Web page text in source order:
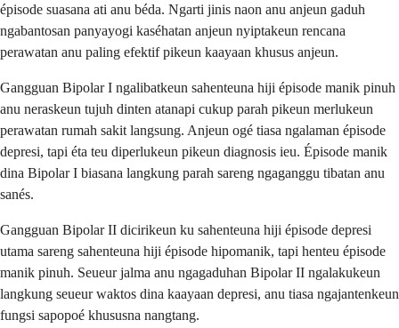
épisode suasana ati anu béda. Ngarti jinis naon anu anjeun gaduh
ngabantosan panyayogi kaséhatan anjeun nyiptakeun rencana
perawatan anu paling efektif pikeun kaayaan khusus anjeun.
Gangguan Bipolar I ngalibatkeun sahenteuna hiji épisode manik pinuh
anu neraskeun tujuh dinten atanapi cukup parah pikeun merlukeun
perawatan rumah sakit langsung. Anjeun ogé tiasa ngalaman épisode
depresi, tapi éta teu diperlukeun pikeun diagnosis ieu. Épisode manik
dina Bipolar I biasana langkung parah sareng ngaganggu tibatan anu
sanés.
Gangguan Bipolar II dicirikeun ku sahenteuna hiji épisode depresi
utama sareng sahenteuna hiji épisode hipomanik, tapi henteu épisode
manik pinuh. Seueur jalma anu ngagaduhan Bipolar II ngalakukeun
langkung seueur waktos dina kaayaan depresi, anu tiasa ngajantenkeun
fungsi sapopoé khususna nangtang.